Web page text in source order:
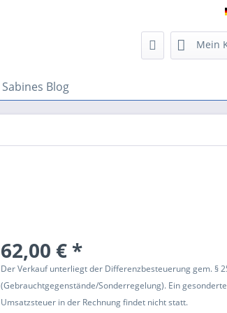
Mein
Sabines Blog
62,00 € *
Der Verkauf unterliegt der Differenzbesteuerung gem. §
(Gebrauchtgegenstände/Sonderregelung). Ein
Umsatzsteuer in der Rechnung findet nicht statt.